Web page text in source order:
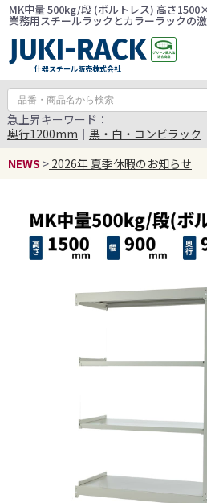
MK中量 500kg/段 (ボルトレス) 高さ
業務用スチールラックとカラーラックの
什器スチール販売株式会社
急上昇キーワード：
奥行1200mm ｜ 黒・白・コンビラック
NEWS > 2026年 夏季休暇のお知らせ